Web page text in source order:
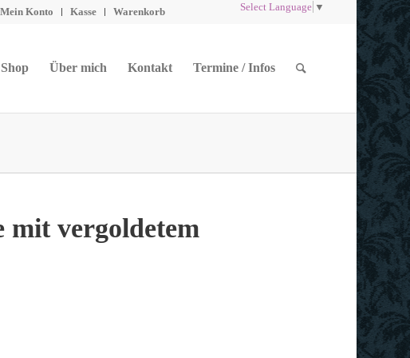
Mein Konto Kasse Warenkorb Select Language ▼
Shop Über mich Kontakt Termine / Infos
vergoldetem